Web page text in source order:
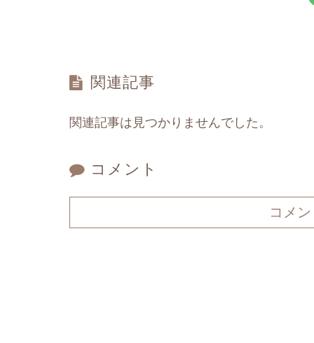
関連記事
関連記事は見つかりませんでした。
コメント
コメ